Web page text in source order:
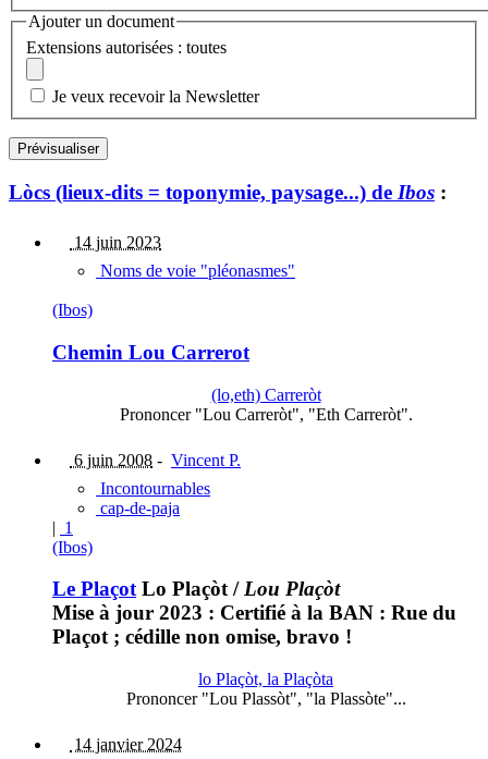
Ajouter un document
Extensions autorisées : toutes
Je veux recevoir la Newsletter
Lòcs (lieux-dits = toponymie, paysage...) de Ibos :
14 juin 2023
Noms de voie "pléonasmes"
(Ibos)
Chemin Lou Carrerot
(lo,eth) Carreròt
Prononcer "Lou Carreròt", "Eth Carreròt".
6 juin 2008 - Vincent P.
Incontournables
cap-de-paja
| 1
(Ibos)
Le PlaçotLo Plaçòt/Lou Plaçòt
Mise à jour 2023 : Certifié à la BAN : Rue du
Plaçot ; cédille non omise, bravo !
lo Plaçòt, la Plaçòta
Prononcer "Lou Plassòt", "la Plassòte"...
14 janvier 2024